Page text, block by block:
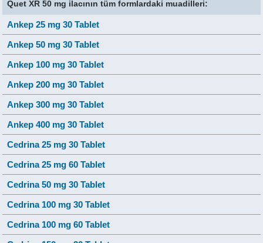
Quet XR 50 mg ilacının tüm formlardaki muadilleri:
Ankep 25 mg 30 Tablet
Ankep 50 mg 30 Tablet
Ankep 100 mg 30 Tablet
Ankep 200 mg 30 Tablet
Ankep 300 mg 30 Tablet
Ankep 400 mg 30 Tablet
Cedrina 25 mg 30 Tablet
Cedrina 25 mg 60 Tablet
Cedrina 50 mg 30 Tablet
Cedrina 100 mg 30 Tablet
Cedrina 100 mg 60 Tablet